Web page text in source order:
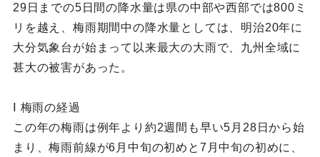
29日までの5日間の降水量は県の中部や西部では800ミ
リを越え、梅雨期間中の降水量としては、明治20年に
大分気象台が始まって以来最大の大雨で、九州全域に
甚大の被害があった。
Ⅰ 梅雨の経過
この年の梅雨は例年より約2週間も早い5月28日から始
まり、梅雨前線が6月中旬の初めと7月中旬の初めに、